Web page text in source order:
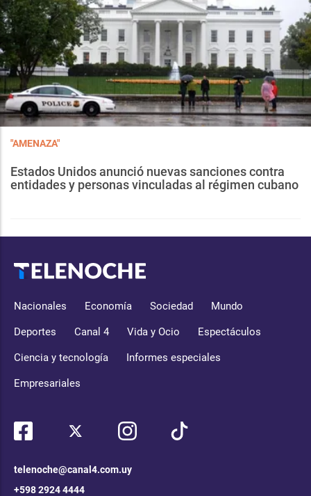
"AMENAZA"
Estados Unidos anunció nuevas sanciones contra
entidades y personas vinculadas al régimen cubano
Nacionales Economía Sociedad Mundo
Deportes Canal 4 Vida y Ocio Espectáculos
Ciencia y tecnología Informes especiales
Empresariales
telenoche@canal4.com.uy
+598 2924 4444